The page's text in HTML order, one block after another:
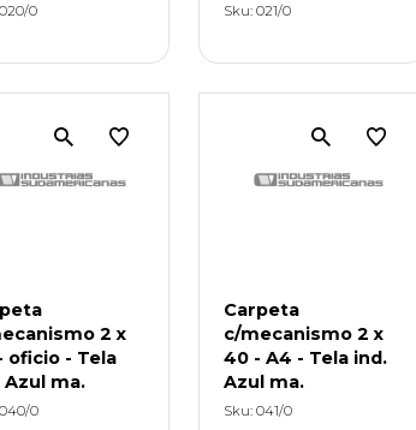
0 Sku: 021/0
2 x
oficio - Tela
Azul ma.
0
Carpeta
c/mecanismo 2 x
40 - A4 - Tela ind.
Azul ma.
Sku: 041/0